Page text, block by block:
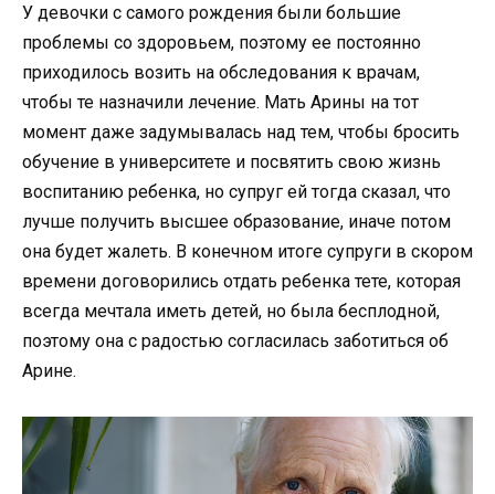
У девочки с самого рождения были большие
проблемы со здоровьем, поэтому ее постоянно
приходилось возить на обследования к врачам,
чтобы те назначили лечение. Мать Арины на тот
момент даже задумывалась над тем, чтобы бросить
обучение в университете и посвятить свою жизнь
воспитанию ребенка, но супруг ей тогда сказал, что
лучше получить высшее образование, иначе потом
она будет жалеть. В конечном итоге супруги в скором
времени договорились отдать ребенка тете, которая
всегда мечтала иметь детей, но была бесплодной,
поэтому она с радостью согласилась заботиться об
Арине.